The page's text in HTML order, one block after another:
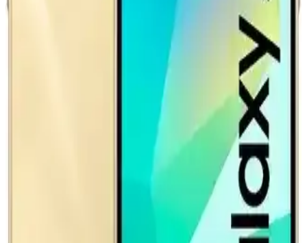
COSTER iPhone adaptörü, 20W hızlı şarj, güvenlik ve şık
tasarımıyla cihazlarınızı kısa sürede şarj eder, dayanıklı ve
Spigen Şarj Adaptörü: Güç ve Şıklığın En İyi
Buluşması ve Performans Avantajları
Spigen şarj adaptörleri, hızlı şarj, güvenlik ve şık tasarımıyla
cihazlarınız için ideal çözümler sunar. Dayanıklı ve taşınabilir
yapısıyla kullanıcıların beklentilerini karşılar.
Yeni Elektrikli Araç Bataryaları: 600.000 Mil Ömür
Yeni elektrikli araç bataryaları 600.000 mil ömür ve 10 dakikada
hızlı şarj imkanı sunuyor. Ancak gerçek dünya koşulları, altyapı ve
maliyet faktörleri bu iddiaların doğruluğunu etkiliyor.